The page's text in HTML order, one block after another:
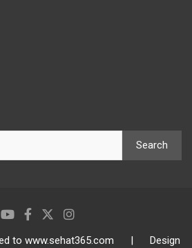
Search
to www.sehat365.com | Design